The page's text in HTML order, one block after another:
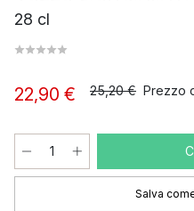
28 cl
22,90 € 25,20 € Prezzo
Salva